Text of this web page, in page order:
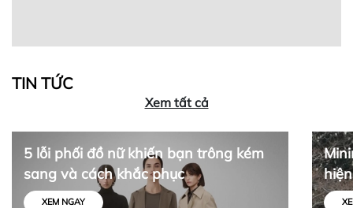
TIN TỨC
Xem tất cả
5 lỗi phối đồ nữ khiến bạn trông kém
sang và cách khắc phục
XEM NGAY
tối